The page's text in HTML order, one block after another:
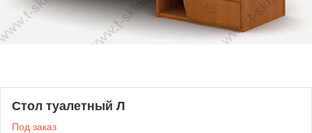
Стол туалетный Л
Под заказ